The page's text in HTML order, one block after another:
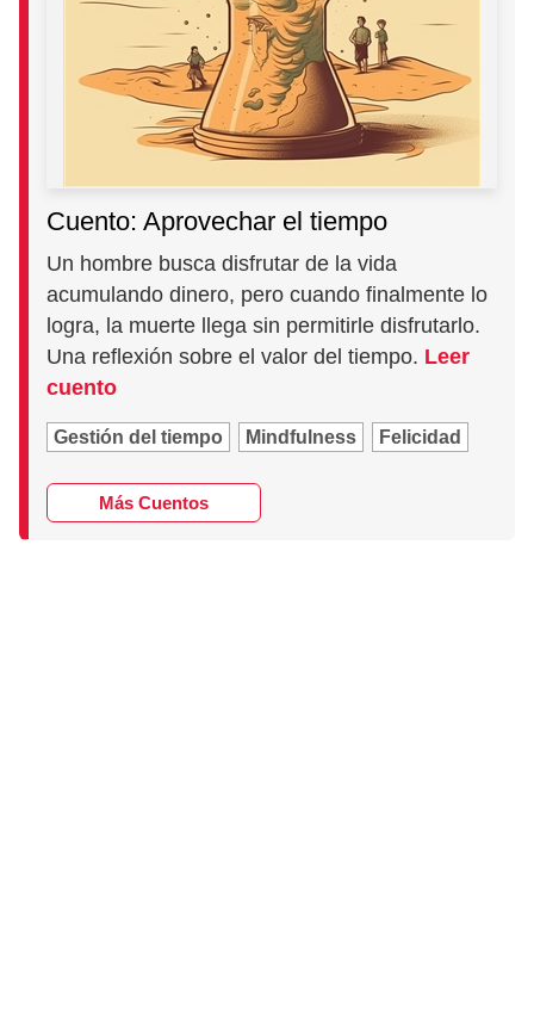
Cuento: Aprovechar el tiempo
Un hombre busca disfrutar de la vida
acumulando dinero, pero cuando finalmente lo
logra, la muerte llega sin permitirle disfrutarlo.
Una reflexión sobre el valor del tiempo. Leer
cuento
Gestión del tiempo Mindfulness Felicidad
Más Cuentos